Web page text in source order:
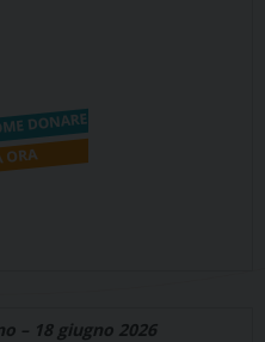
– 18 giugno 2026